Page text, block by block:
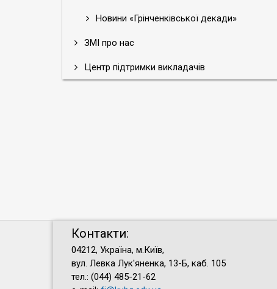
Новини «Грінченківської декади»
ЗМІ про нас
Центр підтримки викладачів
Контакти:
04212, Україна, м.Київ,
вул. Левка Лук'яненка, 13-Б, каб. 105
тел.: (044) 485-21-62